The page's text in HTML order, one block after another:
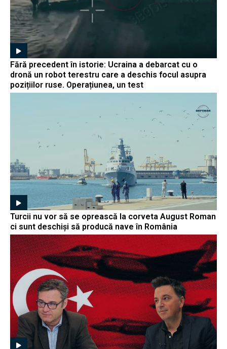
Fără precedent în istorie: Ucraina a debarcat cu o
dronă un robot terestru care a deschis focul asupra
pozițiilor ruse. Operațiunea, un test
Turcii nu vor să se oprească la corveta August Roman
ci sunt deschiși să producă nave în România